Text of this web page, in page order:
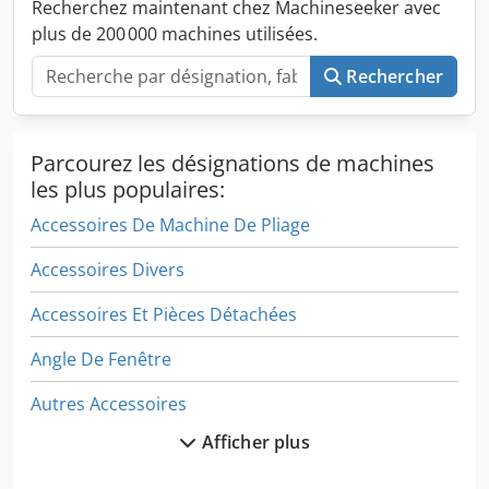
onglet Ø600 & Ø650 mm) • SC 542 Fraiseuse à copier pour
aluminium • SC 211 Machine d'usinage pour traverse
centrale aluminium & PVC & SC 211 S Série avec
changement rapide de lame pour traverse centrale • SC
possible d’augmenter votre capacité de production avec
différents choix de machines. Merci de nous contacter
pour obtenir notre catalogue.
Recherchez maintenant chez Machineseeker avec
plus de 200 000 machines utilisées.
Rechercher
Parcourez les désignations de machines
les plus populaires:
Accessoires De Machine De Pliage
Accessoires Divers
Accessoires Et Pièces Détachées
Angle De Fenêtre
Autres Accessoires
Construction De La FenêtreAfficher plus